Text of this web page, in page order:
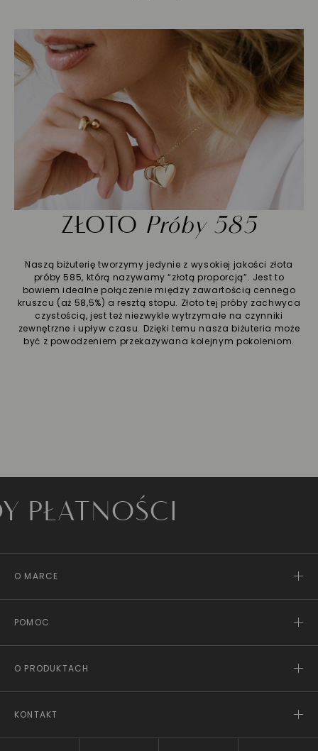
ZŁOTO Próby 585
Naszą biżuterię tworzymy jedynie z wysokiej jakości złota
próby 585, którą nazywamy “złotą proporcją”. Jest to
bowiem idealne połączenie między zawartością cennego
kruszcu (aż 58,5%) a resztą stopu. Złoto tej próby zachwyca
czystością, jest też niezwykle wytrzymałe na czynniki
zewnętrzne i upływ czasu. Dzięki temu nasza biżuteria może
być z powodzeniem przekazywana kolejnym pokoleniom.
O MARCE
POMOC
O PRODUKTACH
KONTAKT